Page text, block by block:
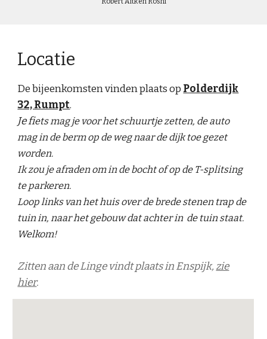
Locatie
De bijeenkomsten vinden plaats op Polderdijk
32, Rumpt.
Je fiets mag je voor het schuurtje zetten, de auto
mag in de berm op de weg naar de dijk toe gezet
worden.
Ik zou je afraden om in de bocht of op de T-splitsing
te parkeren.
Loop links van het huis over de brede stenen trap de
tuin in, naar het gebouw dat achter in de tuin staat.
Welkom!
Zitten aan de Linge vindt plaats in Enspijk,zie
hier.